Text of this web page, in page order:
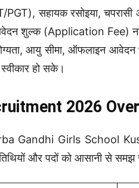
PGT), सहायक रसोइया,
शुल्क (Application Fee)
आयु सीमा, ऑफलाइन
हो सके।
2026
Gandhi Girls School
और पदों को आसानी से